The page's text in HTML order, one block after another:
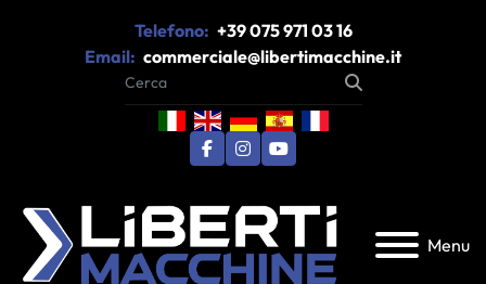
Telefono: +39 075 971 03 16
Email: commerciale@libertimacchine.it
facebook
instagram
youtube
Menu